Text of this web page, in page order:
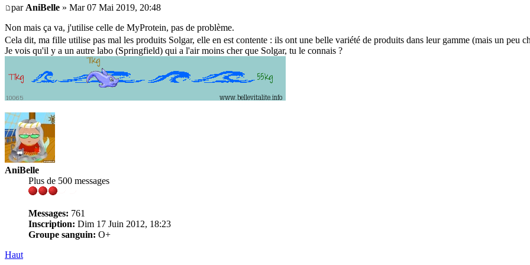
parAniBelle » Mar 07 Mai 2019, 20:48
Non mais ça va, j'utilise celle de MyProtein, pas de problème.
Cela dit, ma fille utilise pas mal les produits Solgar, elle en est contente : ils ont une belle variété de produits dans leur gamme (mais un peu
Je vois qu'il y a un autre labo (Springfield) qui a l'air moins cher que Solgar, tu le connais ?
AniBelle
Plus de 500 messages
Messages: 761
Inscription: Dim 17 Juin 2012, 18:23
Groupe sanguin: O+
Haut